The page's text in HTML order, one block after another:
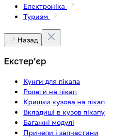
Електроніка
Туризм
Назад
Екстерʼєр
Кунги для пікапа
Ролети на пікап
Кришки кузова на пікап
Вкладиші в кузов пікапу
Багажні модулі
Причепи і запчастини